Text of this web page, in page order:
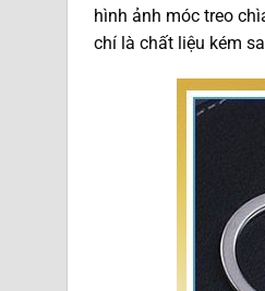
hình ảnh móc treo
chí là chất liệu kém